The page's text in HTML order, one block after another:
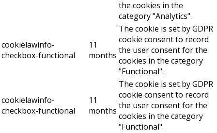
the cookies in the
category "Analytics".
cookielawinfo-
checkbox-functional
11
months
The cookie is set by GDPR
cookie consent to record
the user consent for the
cookies in the category
"Functional".
cookielawinfo-
checkbox-functional
11
months
The cookie is set by GDPR
cookie consent to record
the user consent for the
cookies in the category
"Functional".